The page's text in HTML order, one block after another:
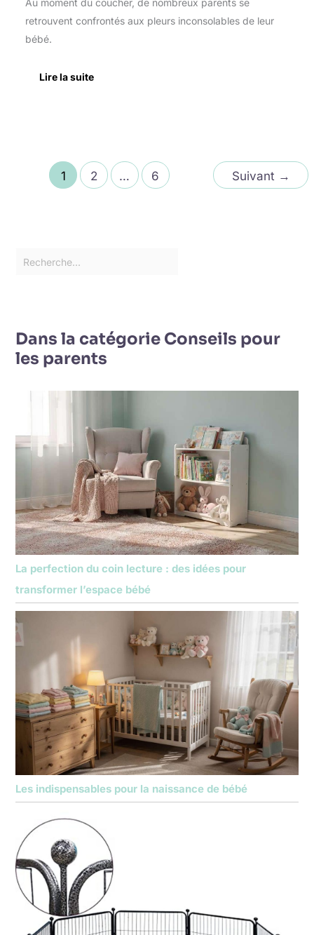
Au moment du coucher, de nombreux parents se
retrouvent confrontés aux pleurs inconsolables de leur
bébé.
Lire la suite
1 2 … 6 Suivant →
Dans la catégorie Conseils pour
les parents
La perfection du coin lecture : des idées pour
transformer l’espace bébé
Les indispensables pour la naissance de bébé